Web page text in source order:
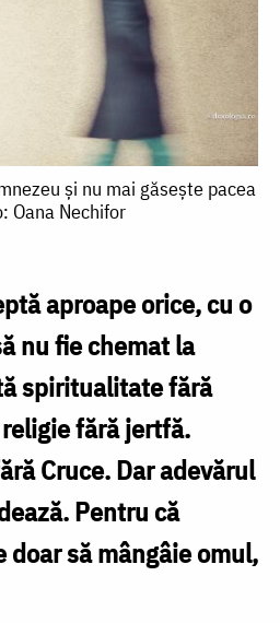
și nu mai găsește pacea
Oana Nechifor
aproape orice, cu o
nu fie chemat la
spiritualitate fără
fără jertfă.
Cruce. Dar adevărul
Pentru că
doar să mângâie omul,